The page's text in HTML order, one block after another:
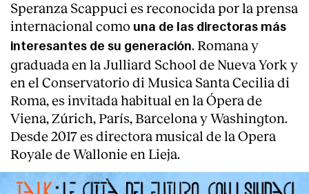
Speranza Scappuci es reconocida por la prensa
internacional como una de las directoras más
interesantes de su generación. Romana y
graduada en la Julliard School de Nueva York y
en el Conservatorio di Musica Santa Cecilia di
Roma, es invitada habitual en la Ópera de
Viena, Zúrich, París, Barcelona y Washington.
Desde 2017 es directora musical de la Opera
Royale de Wallonie en Lieja.